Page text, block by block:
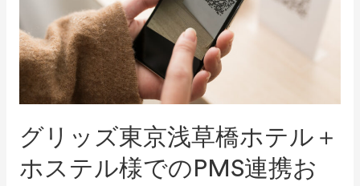
グリッズ東京浅草橋ホテル＋
ホステル様でのPMS連携お